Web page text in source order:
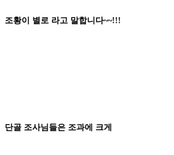
조황이 별로 라고 말합니다~~!!!
단골 조사님들은 조과에 크게